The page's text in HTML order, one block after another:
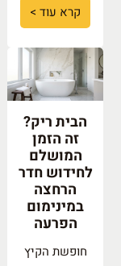
קרא עוד >
הבית ריק?
זה הזמן
המושלם
לחידוש חדר
הרחצה
במינימום
הפרעה
חופשת הקיץ